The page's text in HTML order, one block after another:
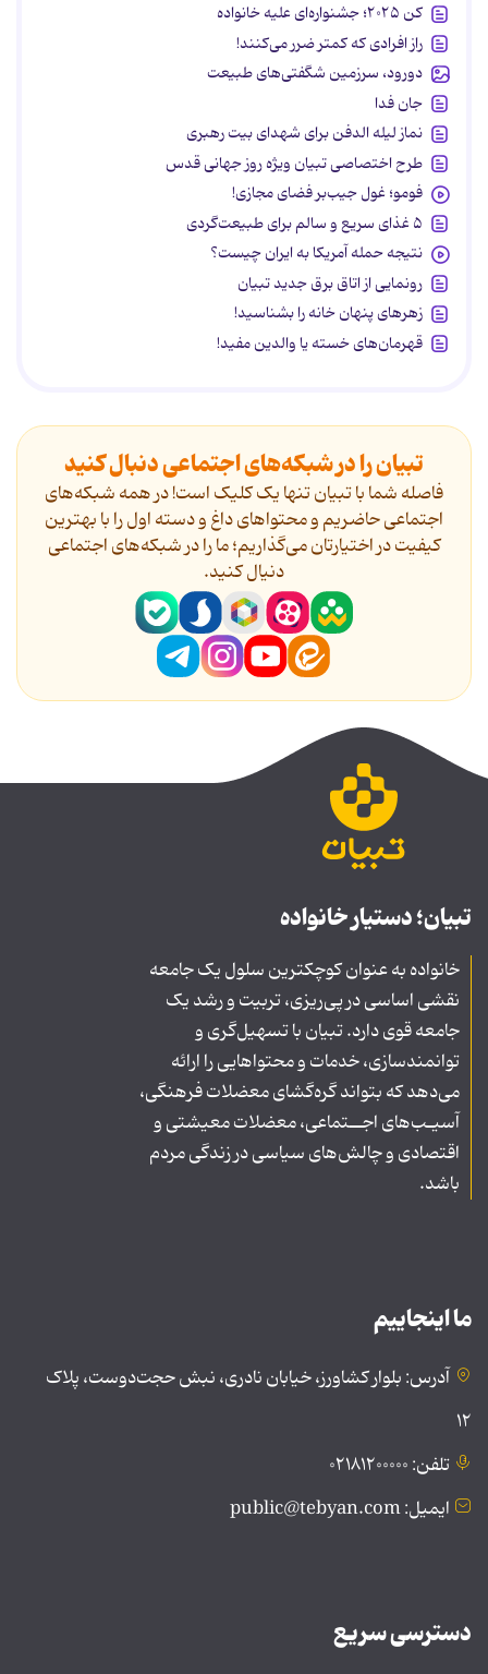
کن ۲۰۲۵؛ جشنواره‌ای علیه خانواده
راز افرادی که کمتر ضرر می‌کنند!
دورود، سرزمین شگفتی‌های طبیعت
جان فدا
نماز لیله الدفن برای شهدای بیت رهبری
طرح اختصاصی تبیان ویژه روز جهانی قدس
فومو؛ غول جیب‌بر فضای مجازی!
۵ غذای سریع و سالم برای طبیعت‌گردی
نتیجه حمله آمریکا به ایران چیست؟
رونمایی از اتاق برق جدید تبیان
زهرهای پنهان خانه را بشناسید!
قهرمان‌های خسته یا والدین مفید!
تبیان را در شبکه‌های اجتماعی دنبال کنید
فاصله شما با تبیان تنها یک کلیک است! در همه شبکه‌های
اجتماعی حاضریم و محتواهای داغ و دسته اول را با بهترین
کیفیت در اختیارتان می‌گذاریم؛ ما را در شبکه‌های اجتماعی
دنیال کنید.
تبیان؛ دستیار خانواده
خانواده به عنوان کوچکترین سلول یک جامعه
نقشی اساسی در پی‌ریزی، تربیت و رشد یک
جامعه قوی دارد. تبیان با تسهیل‌گری و
توانمندسازی، خدمات و محتواهایی را ارائه
می‌دهد که بتواند گره‌گشای معضلات فرهنگی،
آسیـب‌های اجــتماعی، معضلات معیشتی و
اقتصادی و چالش‌های سیاسی در زندگی مردم
باشد.
ما اینجاییم
آدرس: بلوار کشاورز، خیابان نادری، نبش حجت‌دوست، پلاک
۱۲
تلفن: ۰۲۱۸۱۲۰۰۰۰۰
ایمیل: public@tebyan.com
دسترسی سریع